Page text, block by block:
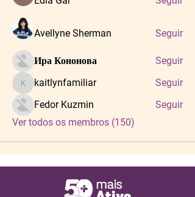
Avellyne Sherman Seguir
Ира Кононова Seguir
kaitlynfamiliar
kaitlynfamiliar
Seguir
Fedor Kuzmin
Seguir
Ver todos os membros (150)